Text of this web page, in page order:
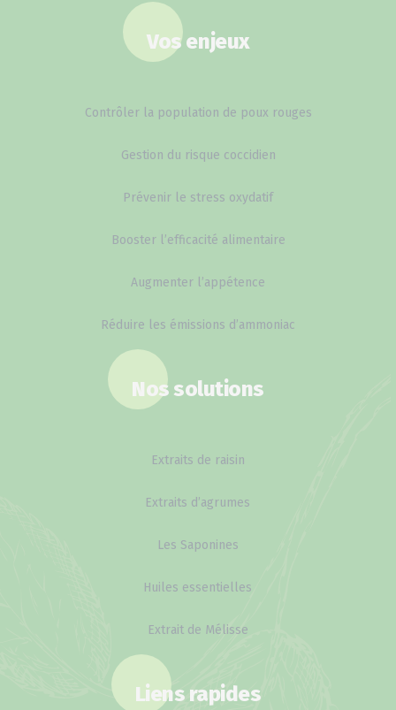
Vos enjeux
Contrôler la population de poux rouges
Gestion du risque coccidien
Prévenir le stress oxydatif
Booster l’efficacité alimentaire
Augmenter l’appétence
Réduire les émissions d’ammoniac
Nos solutions
Extraits de raisin
Extraits d’agrumes
Les Saponines
Huiles essentielles
Extrait de Mélisse
Liens rapides